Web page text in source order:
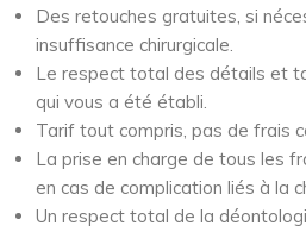
Des retouches gratuites, si
insuffisance chirurgicale.
Le respect total des détails et
qui vous a été établi.
Tarif ​​tout compris, pas de frais
La prise en charge de tous les
en cas de complication liés à la
Un respect total de la